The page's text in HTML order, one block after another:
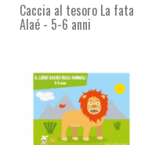
Caccia al tesoro La fata
Alaé - 5-6 anni